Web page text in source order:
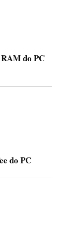
do PC
do PC